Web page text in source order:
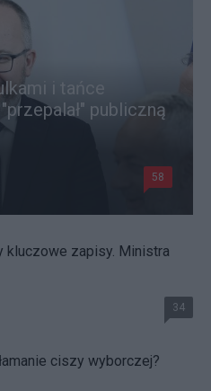
i tańce
publiczną
58
kluczowe zapisy. Ministra
34
ciszy wyborczej?